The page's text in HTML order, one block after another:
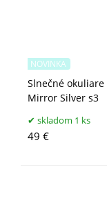
Slnečné okuliare
Mirror Silver s3
NOVINKA
skladom 1 ks
49 €